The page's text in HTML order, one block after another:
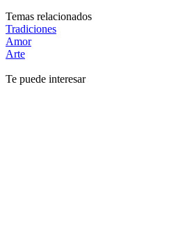
Temas relacionados
Tradiciones
Amor
Arte
Te puede interesar